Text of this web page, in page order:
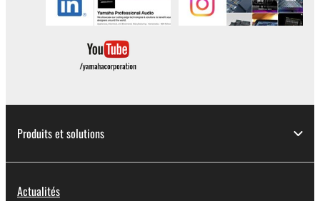
Produits et solutions
Actualités